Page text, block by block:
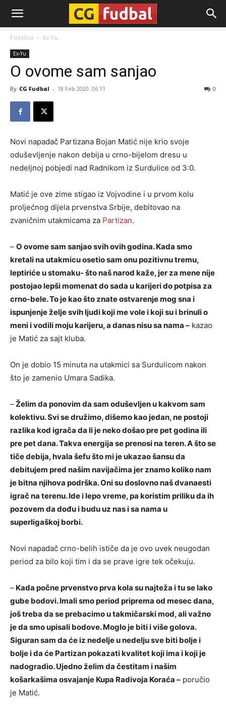
CG-
Fudbal
Početna Ex-Yu
Ex-Yu
O ovome sam sanjao
By CG Fudbal - 18 Feb 2020. 06:11 0
Novi napadač Partizana Bojan Matić nije krio svoje
oduševljenje nakon debija u crno-bijelom dresu u
nedeljnoj pobjedi nad Radnikom iz Surdulice od 3:0.
Matić je ove zime stigao iz Vojvodine i u prvom kolu
proljećnog dijela prvenstva Srbije, debitovao na
zvaničnim utakmicama za Partizan.
– O ovome sam sanjao svih ovih godina. Kada smo
kretali na utakmicu osetio sam onu pozitivnu tremu,
leptiriće u stomaku- što naš narod kaže, jer za mene nije
postojao lepši momenat do sada u karijeri do potpisa za
crno-bele. To je kao što znate ostvarenje mog sna i
ispunjenje želje svih ljudi koji me vole i koji su i brinuli o
meni i vodili moju karijeru, a danas nisu sa nama – kazao
je Matić za sajt kluba.
On je dobio 15 minuta na utakmici sa Surdulicom nakon
što je zamenio Umara Sadika.
–Želim da ponovim da sam oduševljen u kakvom sam
kolektivu. Svi se družimo, dišemo kao jedan, ne postoji
razlika kod igrača da li je neko došao pre pet godina ili
pre pet dana. Takva energija se prenosi na teren. A što se
tiče debija, hvala šefu što mi je ukazao šansu da
debitujem pred našim navijačima jer znamo koliko nam
je bitna njihova podrška. Oni su doslovno naš dvanaesti
igrač na terenu. Ide i lepo vreme, pa koristim priliku da ih
pozovem da dođu i budu uz nas i sa nama u
superligaškoj borbi.
Novi napadač crno-belih ističe da je ovo uvek neugodan
period za bilo koji tim i da se prave igre tek očekuju.
– Kada počne prvenstvo prva kola su najteža i tu se lako
gube bodovi. Imali smo period priprema od mesec dana,
još treba da se prebacimo u takmičarski mod, ali važno
je da smo upisali bodove. Moglo je biti i više golova.
Siguran sam da će iz nedelje u nedelju sve biti bolje i
bolje i da će Partizan pokazati kvalitet koji ima i koji je
nadogradio. Ujedno želim da čestitam i našim
košarkašima osvajanje Kupa Radivoja Koraća – poručio
je Matić.